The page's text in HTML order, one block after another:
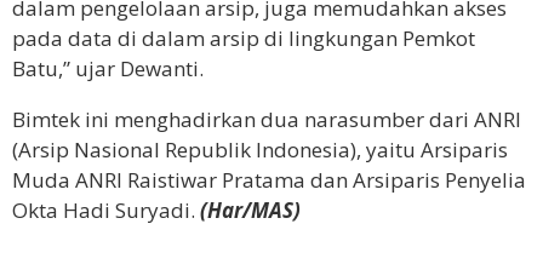
dalam pengelolaan arsip, juga memudahkan akses
pada data di dalam arsip di lingkungan Pemkot
Batu,” ujar Dewanti.
Bimtek ini menghadirkan dua narasumber dari ANRI
(Arsip Nasional Republik Indonesia), yaitu Arsiparis
Muda ANRI Raistiwar Pratama dan Arsiparis Penyelia
Okta Hadi Suryadi. (Har/MAS)